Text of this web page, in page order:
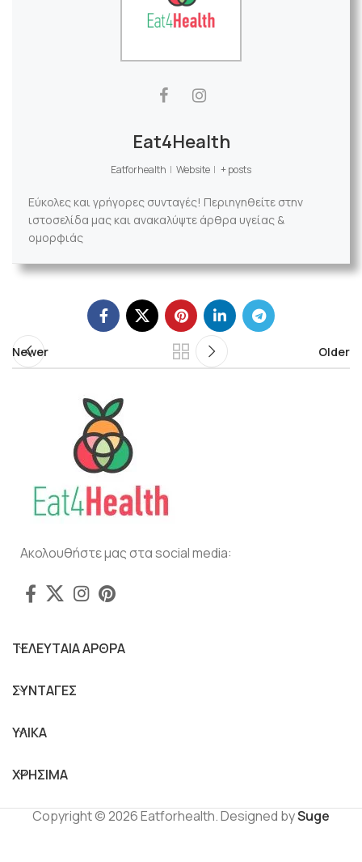
Eat4Health
Eatforhealth | Website | + posts
Εύκολες και γρήγορες συνταγές! Περιηγηθείτε στην
ιστοσελίδα μας και ανακαλύψτε άρθρα υγείας &
ομορφιάς
Newer Older
Ακολουθήστε μας στα social media:
ΤΕΛΕΥΤΑΙΑ ΑΡΘΡΑ
ΣΥΝΤΑΓΕΣ
ΥΛΙΚΑ
ΧΡΗΣΙΜΑ
Copyright © 2026 Eatforhealth. Designed bySuge